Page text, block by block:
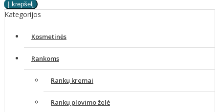
Kategorijos
Kosmetinės
Rankoms
Rankų kremai
Rankų plovimo želė